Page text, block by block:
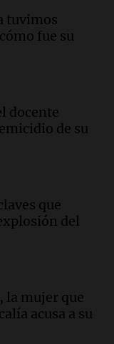
para un fin
tierras
robo
y la
tuvimos
fue su
docente
de su
que
del
la mujer que
acusa a su